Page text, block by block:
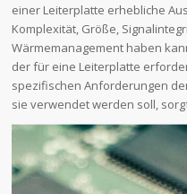
einer Leiterplatte erhebliche
Komplexität, Größe,
Wärmemanagement haben
der für eine Leiterplatte
spezifischen Anforderungen
sie verwendet werden soll,